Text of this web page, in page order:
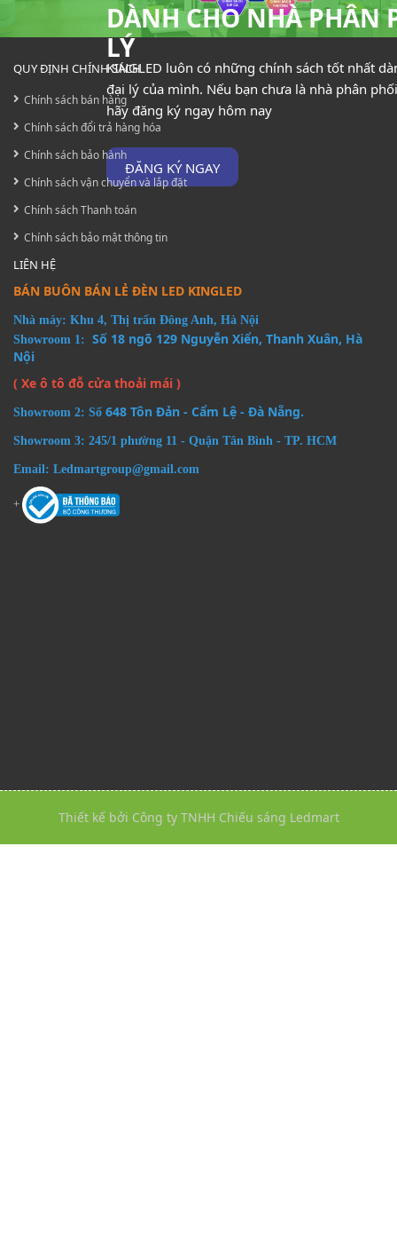
DÀNH CHO NHÀ PHÂN
LÝ
KINGLED luôn có những chính sách tốt nhất
đại lý của mình. Nếu bạn chưa là nhà phân
hãy đăng ký ngay hôm nay
ĐĂNG KÝ NGAY
QUY ĐỊNH CHÍNH SÁCH
Chính sách bán hàng
Chính sách đổi trả hàng hóa
Chính sách bảo hành
Chính sách vận chuyển và lắp đặt
Chính sách Thanh toán
Chính sách bảo mật thông tin
LIÊN HỆ
BÁN BUÔN BÁN LẺ ĐÈN LED KINGLED
Nhà máy: Khu 4, Thị trấn Đông Anh, Hà Nội
Showroom 1: Số 18 ngõ 129 Nguyễn Xiển, Thanh Xuân, Hà
Nội
( Xe ô tô đỗ cửa thoải mái )
Showroom 2: Số 648 Tôn Đản - Cẩm Lệ - Đà Nẵng.
Showroom 3: 245/1 phường 11 - Quận Tân Bình - TP. HCM
Email: Ledmartgroup@gmail.com
+
Thiết kế bởi Công ty TNHH Chiếu sáng Ledmart